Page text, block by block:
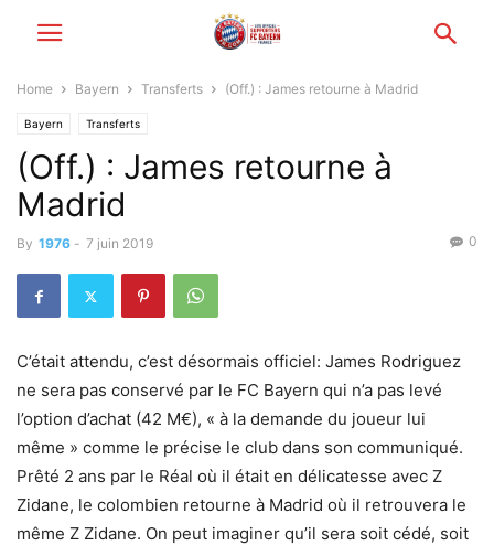
Home Bayern Transferts (Off.) : James retourne à Madrid
Bayern Transferts
(Off.) : James retourne à
Madrid
By 1976 - 7 juin 2019 0
C’était attendu, c’est désormais officiel: James Rodriguez
ne sera pas conservé par le FC Bayern qui n’a pas levé
l’option d’achat (42 M€), « à la demande du joueur lui
même » comme le précise le club dans son communiqué.
Prêté 2 ans par le Réal où il était en délicatesse avec Z
Zidane, le colombien retourne à Madrid où il retrouvera le
même Z Zidane. On peut imaginer qu’il sera soit cédé, soit